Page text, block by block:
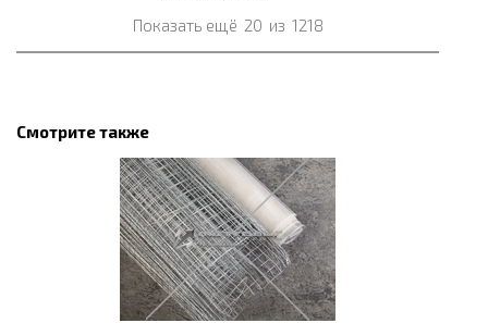
Показать ещё 20 из 1218
Смотрите также